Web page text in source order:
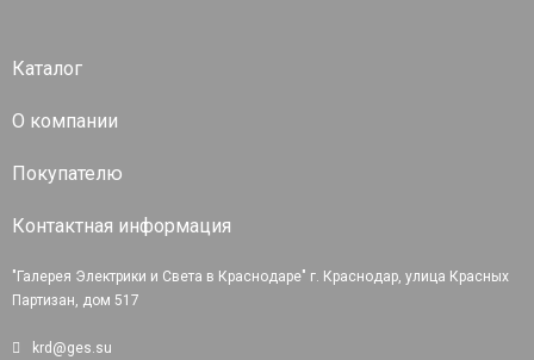
Каталог
О компании
Покупателю
Контактная информация
"Галерея Электрики и Света в Краснодаре" г. Краснодар, улица Красных
Партизан, дом 517
krd@ges.su